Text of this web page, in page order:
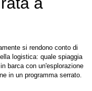
si rendono conto di
logistica: quale spiaggia
barca con un'esplorazione
in un programma serrato.